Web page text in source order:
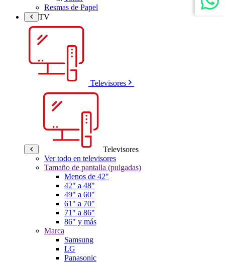
Resmas de Papel
TV
Televisores
Televisores
Ver todo en televisores
Tamaño de pantalla (pulgadas)
Menos de 42"
42" a 48"
49" a 60"
61" a 70"
71" a 86"
86" y más
Marca
Samsung
LG
Panasonic